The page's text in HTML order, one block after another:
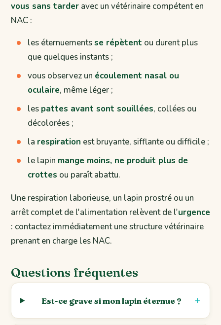
vous sans tarder avec un vétérinaire compétent en
NAC :
les éternuementsse répètent ou durent plus
que quelques instants ;
vous observez un écoulement nasal ou
oculaire, même léger ;
les pattes avant sont souillées, collées ou
décolorées ;
la respiration est bruyante, sifflante ou difficile ;
le lapin mange moins, ne produit plus de
crottes ou paraît abattu.
Une respiration laborieuse, un lapin prostré ou un
arrêt complet de l'alimentation relèvent de l'urgence
: contactez immédiatement une structure vétérinaire
prenant en charge les NAC.
Questions fréquentes
Est-ce grave si mon lapin éternue ?